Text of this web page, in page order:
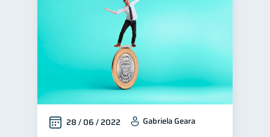
28 / 06 / 2022 Gabriela Geara